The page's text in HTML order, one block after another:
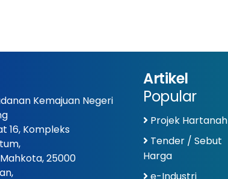
Kemajuan Negeri
16, Kompleks
25000
Artikel
Popular
Projek Hartanah
Tender / Sebut
Harga
e-Industri